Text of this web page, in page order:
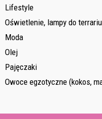
Lifestyle
Oświetlenie, lampy do
Moda
Olej
Pajęczaki
Owoce egzotyczne (kokos,